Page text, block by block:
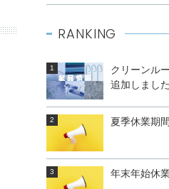
RANKING
クリーンル
追加しました
夏季休業期
年末年始休